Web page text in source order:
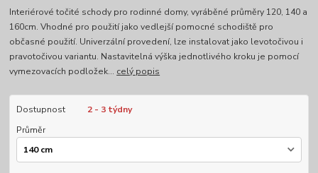
Interiérové točité schody pro rodinné domy, vyráběné průměry 120, 140 a
160cm. Vhodné pro použití jako vedlejší pomocné schodiště pro
občasné použití. Univerzální provedení, lze instalovat jako levotočivou i
pravotočivou variantu. Nastavitelná výška jednotlivého kroku je pomocí
vymezovacích podložek... celý popis
Dostupnost
2 - 3 týdny
Průměr